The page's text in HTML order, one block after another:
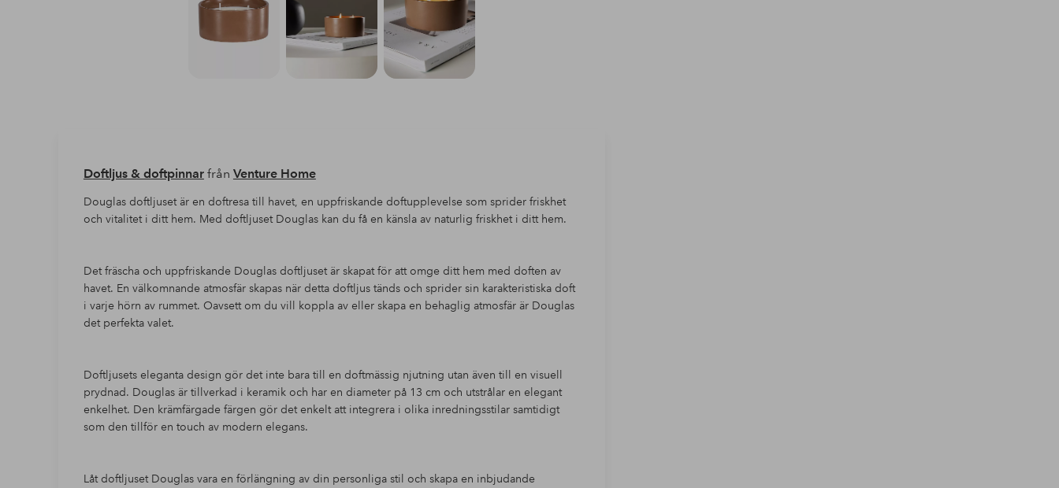
Doftljus & doftpinnarfrån Venture Home
Douglas doftljuset är en doftresa till havet, en uppfriskande doftupplevelse som sprider friskhet
och vitalitet i ditt hem. Med doftljuset Douglas kan du få en känsla av naturlig friskhet i ditt hem.
Det fräscha och uppfriskande Douglas doftljuset är skapat för att omge ditt hem med doften av
havet. En välkomnande atmosfär skapas när detta doftljus tänds och sprider sin karakteristiska doft
i varje hörn av rummet. Oavsett om du vill koppla av eller skapa en behaglig atmosfär är Douglas
det perfekta valet.
Doftljusets eleganta design gör det inte bara till en doftmässig njutning utan även till en visuell
prydnad. Douglas är tillverkad i keramik och har en diameter på 13 cm och utstrålar en elegant
enkelhet. Den krämfärgade färgen gör det enkelt att integrera i olika inredningsstilar samtidigt
som den tillför en touch av modern elegans.
Låt doftljuset Douglas vara en förlängning av din personliga stil och skapa en inbjudande